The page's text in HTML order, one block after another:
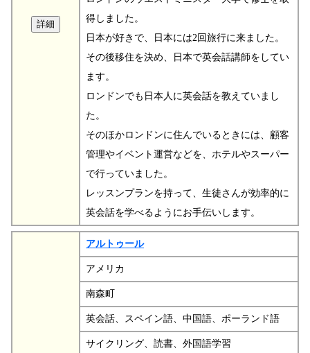
得しました。
日本が好きで、日本には2回旅行に来ました。
その後移住を決め、日本で英会話講師をしてい
ます。
ロンドンでも日本人に英会話を教えていまし
た。
そのほかロンドンに住んでいるときには、顧客
管理やイベント運営などを、ホテルやスーパー
で行っていました。
レッスンプランを持って、生徒さんが効率的に
英会話を学べるようにお手伝いします。
アルトゥール
アメリカ
南森町
英会話、スペイン語、中国語、ポーランド語
サイクリング、読書、外国語学習